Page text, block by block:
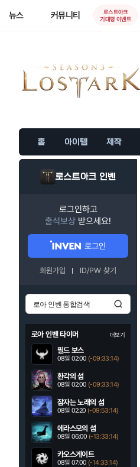
뉴스 커뮤니티
로스트아크
기대평 이벤트
홈 아이템 제작
로스트아크 인벤
로그인하고
출석보상 받으세요!
로그인
회원가입 ID/PW 찾기
로아 인벤 타이머 더보기
필드 보스
08일 02:00 (-09:33:13)
환각의 섬
08일 02:00 (-09:33:13)
잠자는 노래의 섬
08일 02:20 (-09:53:13)
에라스모의 섬
08일 06:00 (-13:33:13)
카오스게이트
08일 07:00 (-14:33:13)